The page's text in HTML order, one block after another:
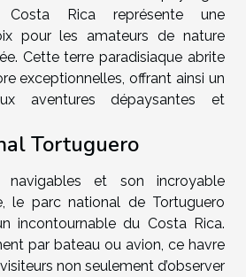
Costa Rica représente une
pour les amateurs de nature
Cette terre paradisiaque abrite
exceptionnelles, offrant ainsi un
aventures dépaysantes et
Tortuguero
navigables et son incroyable
le parc national de Tortuguero
incontournable du Costa Rica.
par bateau ou avion, ce havre
non seulement d’observer